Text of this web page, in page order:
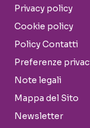
Privacy policy
Cookie policy
Policy Contatti
Preferenze
Note legali
Mappa del Sito
Newsletter